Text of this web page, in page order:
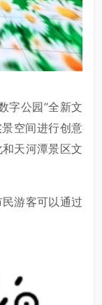
字公园”全新文
空间进行创意
天河潭景区文
游客可以通过